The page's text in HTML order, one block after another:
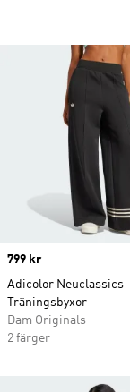
Price
799 kr
Adicolor Neuclassics
Träningsbyxor
Dam Originals
2 färger